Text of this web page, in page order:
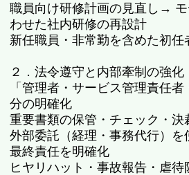
職員向け研修計画の見直し→
わせた社内研修の再設計
新任職員・非常勤を含めた初任
２．法令遵守と内部牽制の強化
「管理者・サービス管理責任
分の明確化
重要書類の保管・チェック・決
外部委託（経理・事務代行）
最終責任を明確化
ヒヤリハット・事故報告・虐